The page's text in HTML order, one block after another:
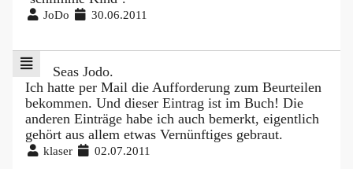
JoDo 30.06.2011
Seas Jodo.
Ich hatte per Mail die Aufforderung zum Beurteilen
bekommen. Und dieser Eintrag ist im Buch! Die
anderen Einträge habe ich auch bemerkt, eigentlich
gehört aus allem etwas Vernünftiges gebraut.
klaser 02.07.2011